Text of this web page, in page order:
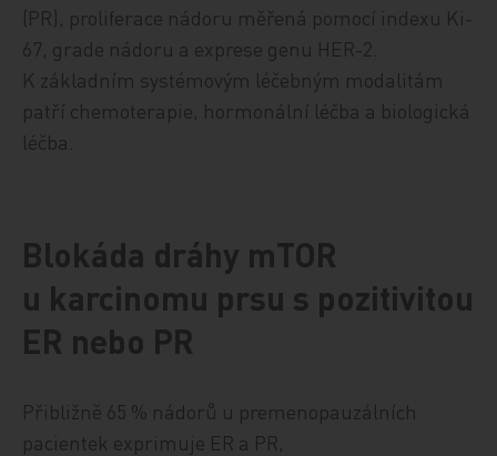
(PR), proliferace nádoru měřená pomocí indexu Ki-
67, grade nádoru a exprese genu HER-2.
K základním systémovým léčebným modalitám
patří chemoterapie, hormonální léčba a biologická
léčba.
Blokáda dráhy mTOR
u karcinomu prsu s pozitivitou
ER nebo PR
Přibližně 65 % nádorů u premenopauzálních
pacientek exprimuje ER a PR,